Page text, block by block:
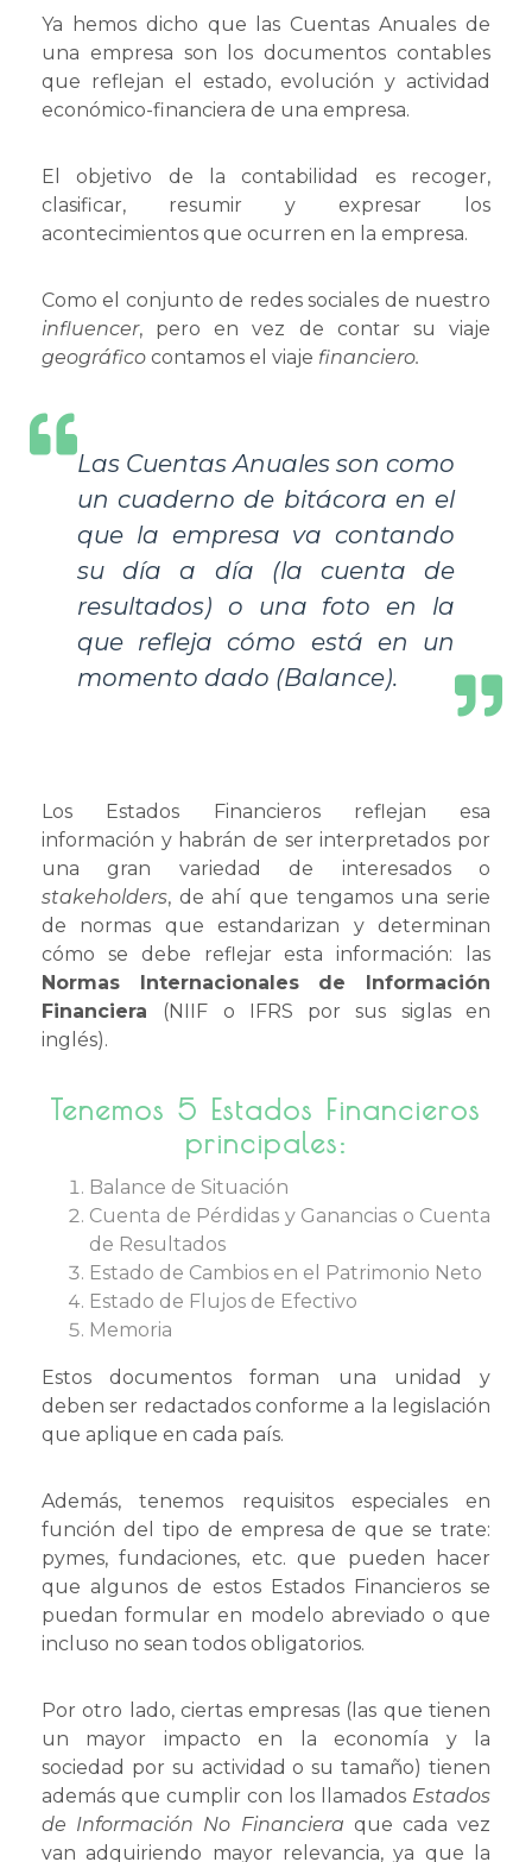
Ya hemos dicho que las Cuentas Anuales de
una empresa son los documentos contables
que reflejan el estado, evolución y actividad
económico-financiera de una empresa.
El objetivo de la contabilidad es recoger,
clasificar, resumir y expresar los
acontecimientos que ocurren en la empresa.
Como el conjunto de redes sociales de nuestro
influencer, pero en vez de contar su viaje
geográfico contamos el viaje financiero.
Las Cuentas Anuales son como
un cuaderno de bitácora en el
que la empresa va contando
su día a día (la cuenta de
resultados) o una foto en la
que refleja cómo está en un
momento dado (Balance).
Los Estados Financieros reflejan esa
información y habrán de ser interpretados por
una gran variedad de interesados o
stakeholders, de ahí que tengamos una serie
de normas que estandarizan y determinan
cómo se debe reflejar esta información: las
Normas Internacionales de Información
Financiera (NIIF o IFRS por sus siglas en
inglés).
Tenemos 5 Estados Financieros
principales:
Balance de Situación
Cuenta de Pérdidas y Ganancias o Cuenta
de Resultados
Estado de Cambios en el Patrimonio Neto
Estado de Flujos de Efectivo
Memoria
Estos documentos forman una unidad y
deben ser redactados conforme a la legislación
que aplique en cada país.
Además, tenemos requisitos especiales en
función del tipo de empresa de que se trate:
pymes, fundaciones, etc. que pueden hacer
que algunos de estos Estados Financieros se
puedan formular en modelo abreviado o que
incluso no sean todos obligatorios.
Por otro lado, ciertas empresas (las que tienen
un mayor impacto en la economía y la
sociedad por su actividad o su tamaño) tienen
además que cumplir con los llamados Estados
de Información No Financiera que cada vez
van adquiriendo mayor relevancia, ya que la